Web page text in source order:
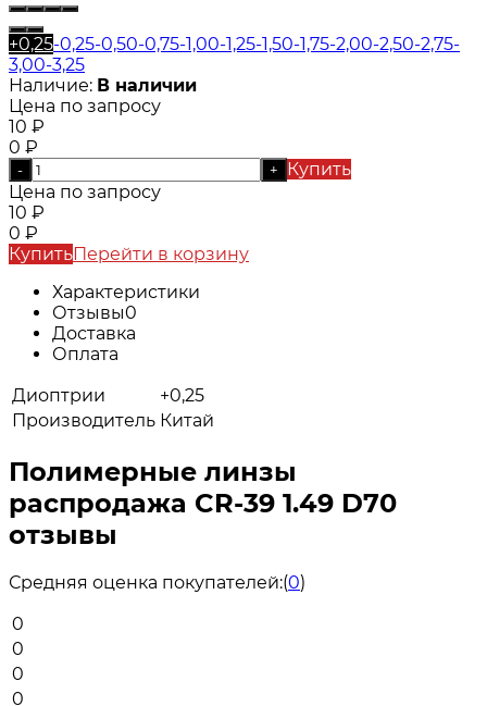
+0,25-0,25-0,50-0,75-1,00-1,25-1,50-1,75-2,00-2,50-2,75-
3,00-3,25
Наличие: В наличии
Цена по запросу
10 ₽
0 ₽
- +
Купить
Цена по запросу
10 ₽
0 ₽
КупитьПерейти в корзину
Характеристики
Отзывы0
Доставка
Оплата
Диоптрии
+0,25
Производитель Китай
Полимерные линзы
распродажа CR-39 1.49 D70
отзывы
Средняя оценка покупателей:(0)
0
0
0
0